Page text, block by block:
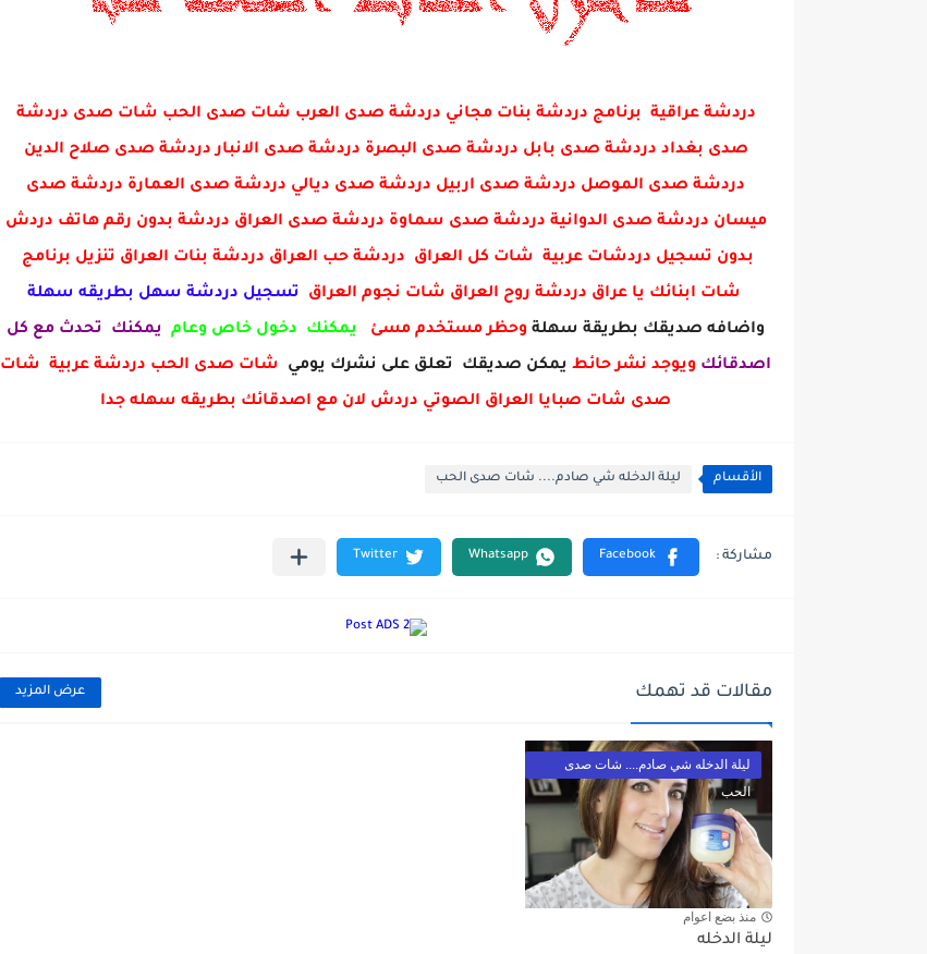
دردشة عراقية برنامج دردشة بنات مجاني دردشة صدى العرب شات صدى الحب شات صدى دردشة
صدى بغداد دردشة صدى بابل دردشة صدى البصرة دردشة صدى الانبار دردشة صدى صلاح الدين
دردشة صدى الموصل دردشة صدى اربيل دردشة صدى ديالي دردشة صدى العمارة دردشة صدى
ميسان دردشة صدى الدوانية دردشة صدى سماوة دردشة صدى العراق دردشة بدون رقم هاتف دردش
بدون تسجيل دردشات عربية شات كل العراق دردشة حب العراق دردشة بنات العراق تنزيل برنامج
شات ابنائك يا عراق دردشة روح العراق شات نجوم العراق تسجيل دردشة سهل بطريقه سهلة
واضافه صديقك بطريقة سهلة وحظر مستخدم مسئ يمكنك دخول خاص وعام يمكنك تحدث مع كل
اصدقائك ويوجد نشر حائط يمكن صديقك تعلق على نشرك يومي شات صدى الحب دردشة عربية شات
صدى شات صبايا العراق الصوتي دردش لان مع اصدقائك بطريقه سهله جدا
الأقسام ليلة الدخله شي صادم.... شات صدى الحب
مقالات قد تهمك عرض المزيد
ليلة الدخله شي صادم.... شات صدى
الحب
منذ بضع اعوام
ليلة الدخله